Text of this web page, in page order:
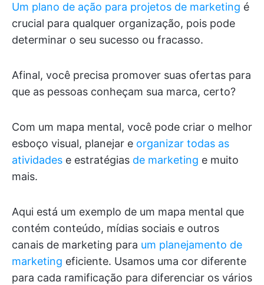
Um plano de ação para projetos de marketing é
crucial para qualquer organização, pois pode
determinar o seu sucesso ou fracasso.
Afinal, você precisa promover suas ofertas para
que as pessoas conheçam sua marca, certo?
Com um mapa mental, você pode criar o melhor
esboço visual, planejar e organizar todas as
atividades e estratégias de marketing e muito
mais.
Aqui está um exemplo de um mapa mental que
contém conteúdo, mídias sociais e outros
canais de marketing para um planejamento de
marketing eficiente. Usamos uma cor diferente
para cada ramificação para diferenciar os vários